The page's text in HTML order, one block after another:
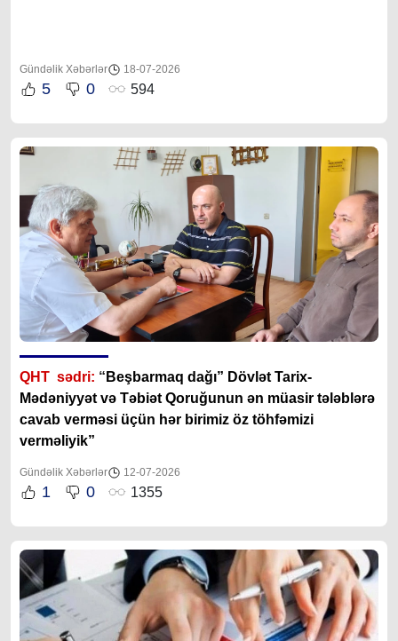
Gündəlik Xəbərlər 18-07-2026
5 0 594
QHT sədri: “ Beşbarmaq dağı” Dövlət Tarix-
Mədəniyyət və Təbiət Qoruğunun ən müasir tələblərə
cavab verməsi üçün hər birimiz öz töhfəmizi
verməliyik”
Gündəlik Xəbərlər 12-07-2026
1 0 1355